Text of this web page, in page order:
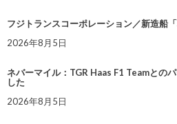
フジトランスコーポレーション／新造船
2026年8月5日
ネバーマイル：TGR Haas F1 Teamとの
した
2026年8月5日